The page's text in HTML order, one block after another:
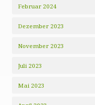
Februar 2024
Dezember 2023
November 2023
Juli 2023
Mai 2023